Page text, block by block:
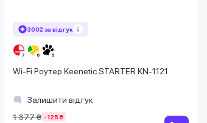
300₴ за відгук
Wi-Fi Роутер Keenetic STARTER KN-1121
Залишити відгук
1 377 ₴ -125 ₴